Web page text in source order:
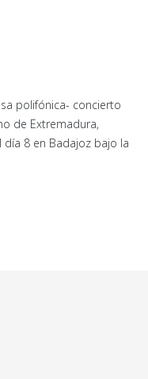
polifónica- concierto
de Extremadura,
8 en Badajoz bajo la